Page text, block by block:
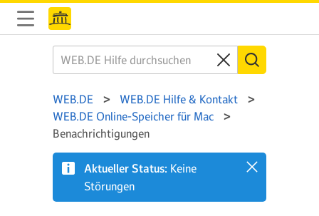
WEB.DE
WEB.DE Hilfe & Kontakt
WEB.DE Online-Speicher für Mac
Benachrichtigungen
Aktueller Status: Keine
Störungen